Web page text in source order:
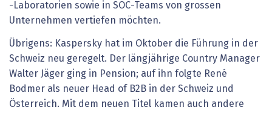
-Laboratorien sowie in SOC-Teams von grossen
Unternehmen vertiefen möchten.
Übrigens: Kaspersky hat im Oktober die Führung in der
Schweiz neu geregelt. Der längjährige Country Manager
Walter Jäger ging in Pension; auf ihn folgte René
Bodmer als neuer Head of B2B in der Schweiz und
Österreich. Mit dem neuen Titel kamen auch andere